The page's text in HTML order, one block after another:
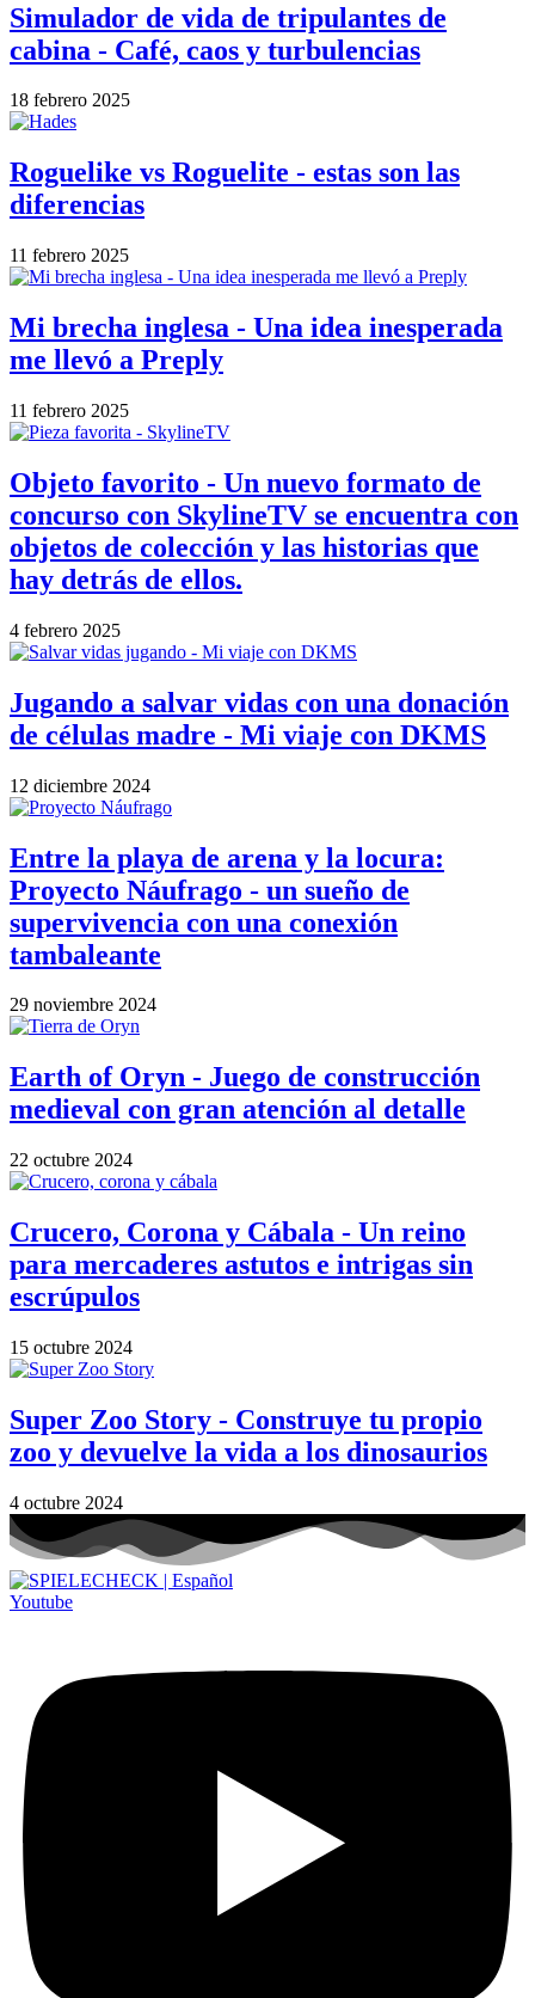
Simulador de vida de tripulantes de
cabina - Café, caos y turbulencias
18 febrero 2025
Roguelike vs Roguelite - estas son las
diferencias
11 febrero 2025
Mi brecha inglesa - Una idea inesperada
me llevó a Preply
11 febrero 2025
Objeto favorito - Un nuevo formato de
concurso con SkylineTV se encuentra con
objetos de colección y las historias que
hay detrás de ellos.
4 febrero 2025
Jugando a salvar vidas con una donación
de células madre - Mi viaje con DKMS
12 diciembre 2024
Entre la playa de arena y la locura:
Proyecto Náufrago - un sueño de
supervivencia con una conexión
tambaleante
29 noviembre 2024
Earth of Oryn - Juego de construcción
medieval con gran atención al detalle
22 octubre 2024
Crucero, Corona y Cábala - Un reino
para mercaderes astutos e intrigas sin
escrúpulos
15 octubre 2024
Super Zoo Story - Construye tu propio
zoo y devuelve la vida a los dinosaurios
4 octubre 2024
Youtube